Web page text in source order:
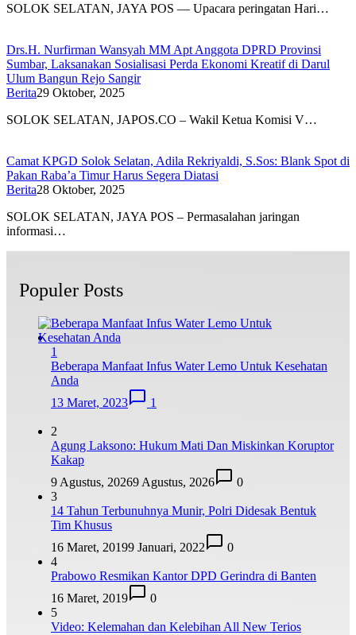
SOLOK SELATAN, JAYA POS — Upacara peringatan Hari…
Drs.H. Nurfirman Wansyah MM Apt Anggota DPRD Provinsi
Sumbar, Laksanakan Sosialisasi Perda Ekonomi Kreatif di Darul
Ulum Bangun Rejo Sangir
Berita29 Oktober, 2025
SOLOK SELATAN, JAPOS.CO – Wakil Ketua Komisi V…
Camat KPGD Solok Selatan, Adila Rekriyaldi, S.Sos: Blank Spot di
Pakan Raba’a Timur Harus Segera Diatasi
Berita28 Oktober, 2025
SOLOK SELATAN, JAYA POS – Permasalahan jaringan
informasi…
Populer Posts
1
Beberapa Manfaat Infus Water Lemo Untuk Kesehatan
Anda
13 Maret, 2023
1
2
Agung Laksono: Hukum Mati Dan Miskinkan Koruptor
Kakap
9 Agustus, 20269 Agustus, 2026
0
3
14 Tahun Terbunuhnya Munir, Polri Didesak Bentuk
Tim Khusus
16 Maret, 20199 Januari, 2022
0
4
Prabowo Resmikan Kantor DPD Gerindra di Banten
16 Maret, 2019
0
5
Video: Kelemahan dan Kelebihan All New Terios